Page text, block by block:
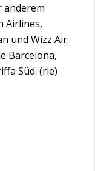
anderem
Airlines,
und Wizz Air.
Barcelona,
Süd. (rie)